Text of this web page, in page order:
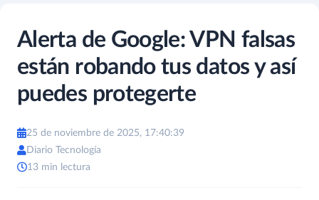
Alerta de Google: VPN falsas
están robando tus datos y así
puedes protegerte
25 de noviembre de 2025, 17:40:39
Diario Tecnología
13 min lectura